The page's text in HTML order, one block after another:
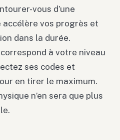
vous d’une
vos progrès et
dans la durée.
à votre niveau
ses codes et
en tirer le maximum.
n’en sera que plus